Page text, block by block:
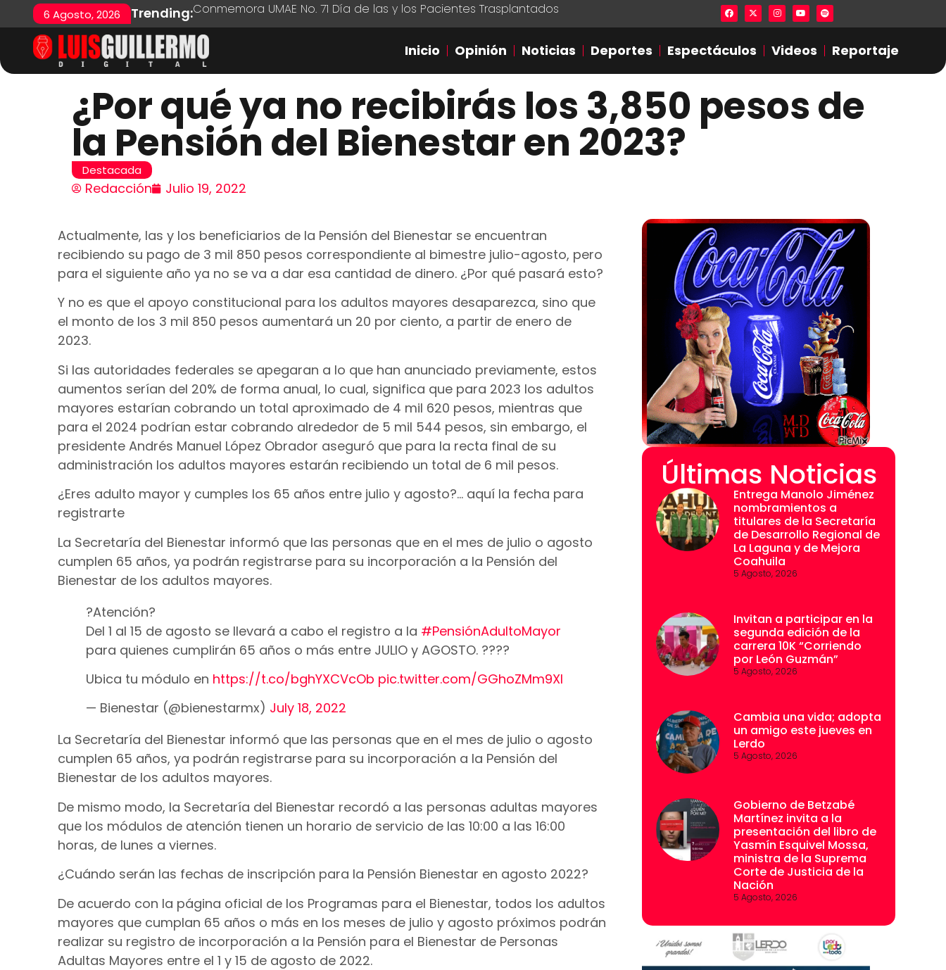
6 Agosto, 2026 Trending:Conmemora UMAE No. 71 Día de las y los Pacientes Trasplantados Lista en excel expone presuntas
Inicio Opinión Noticias Deportes Espectáculos Videos Reportaje
¿Por qué ya no recibirás los 3,850 pesos de
la Pensión del Bienestar en 2023?
Destacada
Redacción Julio 19, 2022
Actualmente, las y los beneficiarios de la Pensión del Bienestar se encuentran
recibiendo su pago de 3 mil 850 pesos correspondiente al bimestre julio-agosto, pero
para el siguiente año ya no se va a dar esa cantidad de dinero. ¿Por qué pasará esto?
Y no es que el apoyo constitucional para los adultos mayores desaparezca, sino que
el monto de los 3 mil 850 pesos aumentará un 20 por ciento, a partir de enero de
2023.
Si las autoridades federales se apegaran a lo que han anunciado previamente, estos
aumentos serían del 20% de forma anual, lo cual, significa que para 2023 los adultos
mayores estarían cobrando un total aproximado de 4 mil 620 pesos, mientras que
para el 2024 podrían estar cobrando alrededor de 5 mil 544 pesos, sin embargo, el
presidente Andrés Manuel López Obrador aseguró que para la recta final de su
administración los adultos mayores estarán recibiendo un total de 6 mil pesos.
¿Eres adulto mayor y cumples los 65 años entre julio y agosto?… aquí la fecha para
registrarte
La Secretaría del Bienestar informó que las personas que en el mes de julio o agosto
cumplen 65 años, ya podrán registrarse para su incorporación a la Pensión del
Bienestar de los adultos mayores.
?Atención?
Del 1 al 15 de agosto se llevará a cabo el registro a la #PensiónAdultoMayor
para quienes cumplirán 65 años o más entre JULIO y AGOSTO. ????
Ubica tu módulo en https://t.co/bghYXCVcOb pic.twitter.com/GGhoZMm9XI
— Bienestar (@bienestarmx) July 18, 2022
La Secretaría del Bienestar informó que las personas que en el mes de julio o agosto
cumplen 65 años, ya podrán registrarse para su incorporación a la Pensión del
Bienestar de los adultos mayores.
De mismo modo, la Secretaría del Bienestar recordó a las personas adultas mayores
que los módulos de atención tienen un horario de servicio de las 10:00 a las 16:00
horas, de lunes a viernes.
¿Cuándo serán las fechas de inscripción para la Pensión Bienestar en agosto 2022?
De acuerdo con la página oficial de los Programas para el Bienestar, todos los adultos
mayores que cumplan 65 años o más en los meses de julio y agosto próximos podrán
realizar su registro de incorporación a la Pensión para el Bienestar de Personas
Adultas Mayores entre el 1 y 15 de agosto de 2022.
Últimas Noticias
Entrega Manolo Jiménez
nombramientos a
titulares de la Secretaría
de Desarrollo Regional de
La Laguna y de Mejora
Coahuila
5 Agosto, 2026
Invitan a participar en la
segunda edición de la
carrera 10K “Corriendo
por León Guzmán”
5 Agosto, 2026
Cambia una vida; adopta
un amigo este jueves en
Lerdo
5 Agosto, 2026
Gobierno de Betzabé
Martínez invita a la
presentación del libro de
Yasmín Esquivel Mossa,
ministra de la Suprema
Corte de Justicia de la
Nación
5 Agosto, 2026